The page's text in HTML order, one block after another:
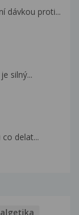
dávkou proti...
silný...
delat...